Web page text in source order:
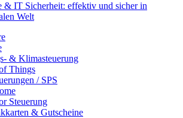
& IT Sicherheit: effektiv und sicher in
Welt
& Klimasteuerung
Things
/ SPS
Steuerung
& Gutscheine